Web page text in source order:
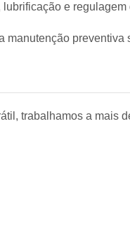
e
manutenção preventiva
trabalhamos a mais